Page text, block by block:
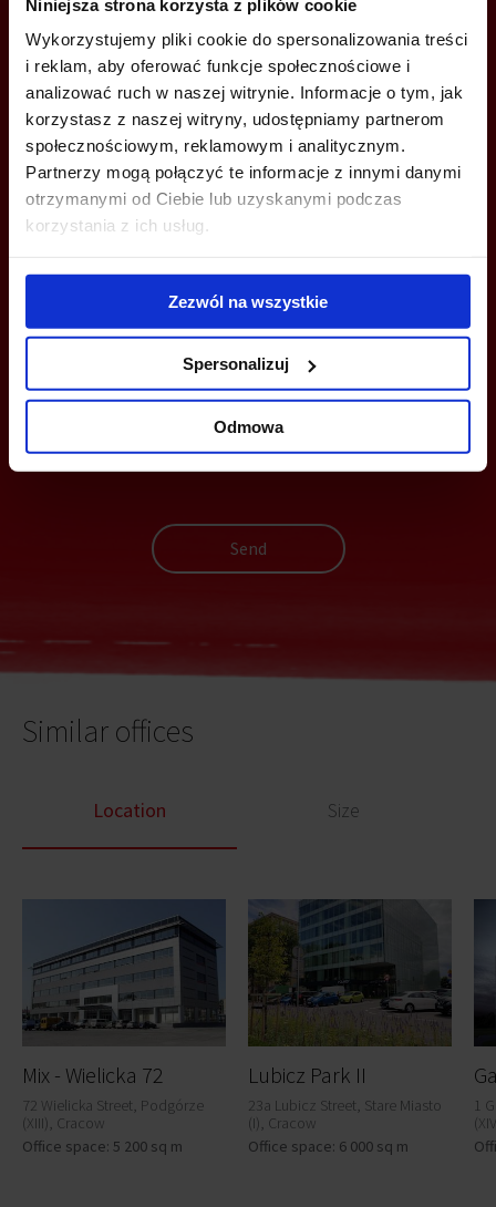
Niniejsza strona korzysta z plików cookie
Wykorzystujemy pliki cookie do spersonalizowania treści
i reklam, aby oferować funkcje społecznościowe i
analizować ruch w naszej witrynie. Informacje o tym, jak
korzystasz z naszej witryny, udostępniamy partnerom
społecznościowym, reklamowym i analitycznym.
Partnerzy mogą połączyć te informacje z innymi danymi
otrzymanymi od Ciebie lub uzyskanymi podczas
korzystania z ich usług.
Zezwól na wszystkie
Spersonalizuj
Odmowa
CALL US AND FIND OUT MORE
+48 12 294 94 30
cracow@officefinder.pl
YOU CAN LEAVE YOUR PHONE NUMBER AND WE WILL CONTACT
YOU
Send
Similar offices
Location Size
Mix - Wielicka 72
72 Wielicka Street, Podgórze
(XIII), Cracow
Office space: 5 200 sq m
Lubicz Park II
23a Lubicz Street, Stare Miasto
(I), Cracow
Office space: 6 000 sq m
1